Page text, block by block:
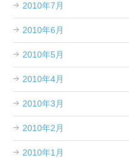
2010年7月
2010年6月
2010年5月
2010年4月
2010年3月
2010年2月
2010年1月